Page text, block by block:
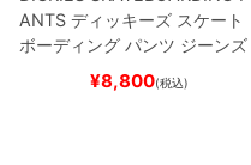
ANTS ディッキーズ スケート
ボーディング パンツ ジーンズ
SLIM FIT 30 LENGTH
スケートボード スケボ
¥8,800(税込)